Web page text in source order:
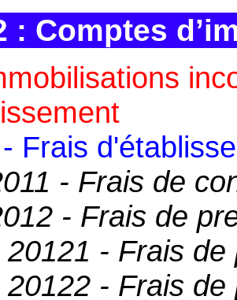
: Comptes
Frais
- Frais de
- Frais de
20121 - Frais de
20122 - Frais de